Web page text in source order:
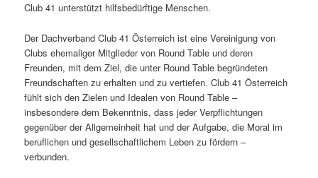
Club 41 unterstützt hilfsbedürftige Menschen.
Der Dachverband Club 41 Österreich ist eine Vereinigung von
Clubs ehemaliger Mitglieder von Round Table und deren
Freunden, mit dem Ziel, die unter Round Table begründeten
Freundschaften zu erhalten und zu vertiefen. Club 41 Österreich
fühlt sich den Zielen und Idealen von Round Table –
insbesondere dem Bekenntnis, dass jeder Verpflichtungen
gegenüber der Allgemeinheit hat und der Aufgabe, die Moral im
beruflichen und gesellschaftlichem Leben zu fördern –
verbunden.